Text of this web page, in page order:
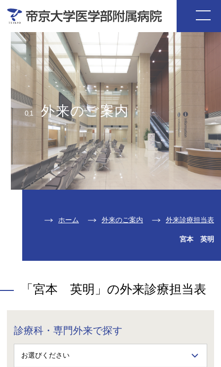
01 外来のご案内
ホーム 外来のご案内 外来診療担当表
宮本 英明
「宮本 英明」の外来診療担当表
診療科・専門外来で探す